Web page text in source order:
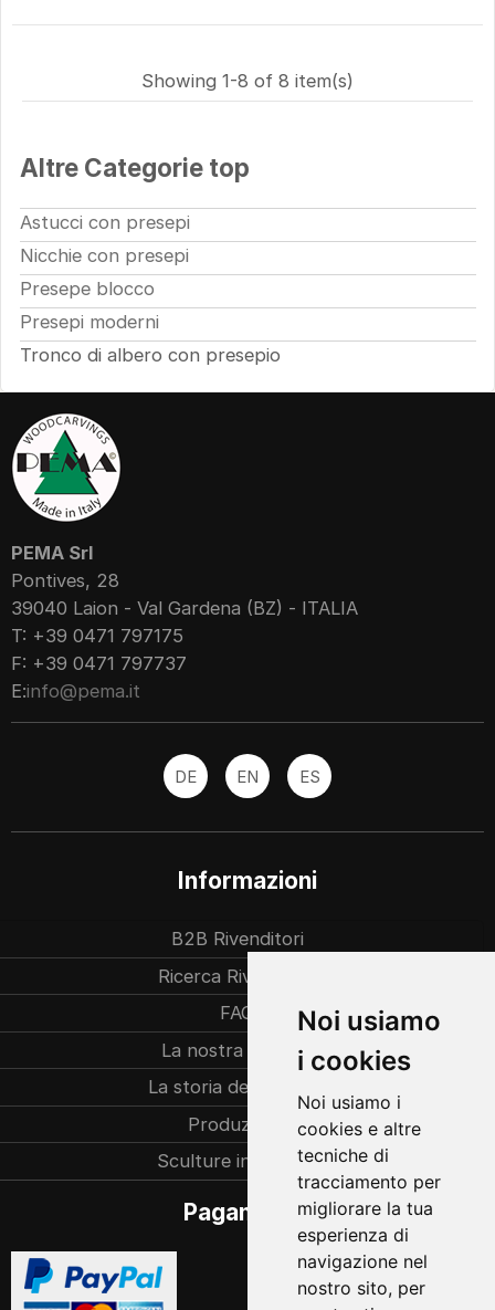
Noi usiamo
i cookies
Noi usiamo i
cookies e altre
tecniche di
tracciamento per
migliorare la tua
esperienza di
navigazione nel
nostro sito, per
Showing 1-8 of 8 item(s)
Altre Categorie top
Astucci con presepi
Nicchie con presepi
Presepe blocco
Presepi moderni
Tronco di albero con presepio
PEMA Srl
Pontives, 28
39040 Laion - Val Gardena (BZ) - ITALIA
T: +39 0471 797175
F: +39 0471 797737
E:info@pema.it
DE EN ES
Informazioni
B2B Rivenditori
Ricerca Rivenditori
FAQ
La nostra azienda
La storia dell’azienda
Produzione
Sculture individuali
Pagamento